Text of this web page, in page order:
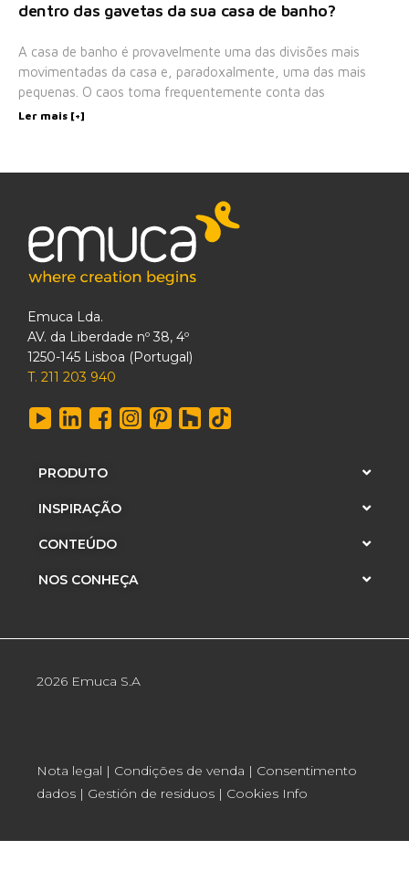
dentro das gavetas da sua casa de banho?
A casa de banho é provavelmente uma das divisões mais
movimentadas da casa e, paradoxalmente, uma das mais
pequenas. O caos toma frequentemente conta das
Ler mais [+]
Emuca Lda.
AV. da Liberdade nº 38, 4º
1250-145 Lisboa (Portugal)
T. 211 203 940
PRODUTO
INSPIRAÇÃO
CONTEÚDO
NOS CONHEÇA
2026 Emuca S.A
Nota legal | Condições de venda | Consentimento
dados | Gestión de residuos | Cookies Info